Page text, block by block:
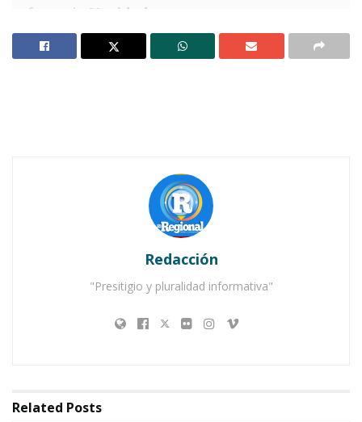
esferas de Navidad
→ Y hablando de periodos de refrigerio, no solo
Alvarado – calienten las lengüetas del baño
antes de sentarse para hacer nuestras
Ahuacatlán celebrá el día de Reyes con rosca y
Redacción
"Presitigio y pluralidad informativa"
Related Posts